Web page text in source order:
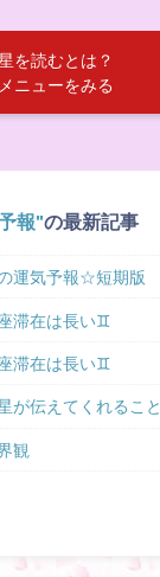
を読むとは？
メニューをみる
報 の最新記事
運気予報☆短期版
滞在は長い♊
滞在は長い♊
が伝えてくれること
観